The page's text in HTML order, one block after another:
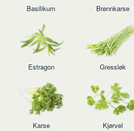
Basilikum Brønnkarse
Estragon Gressløk
Karse Kjørvel